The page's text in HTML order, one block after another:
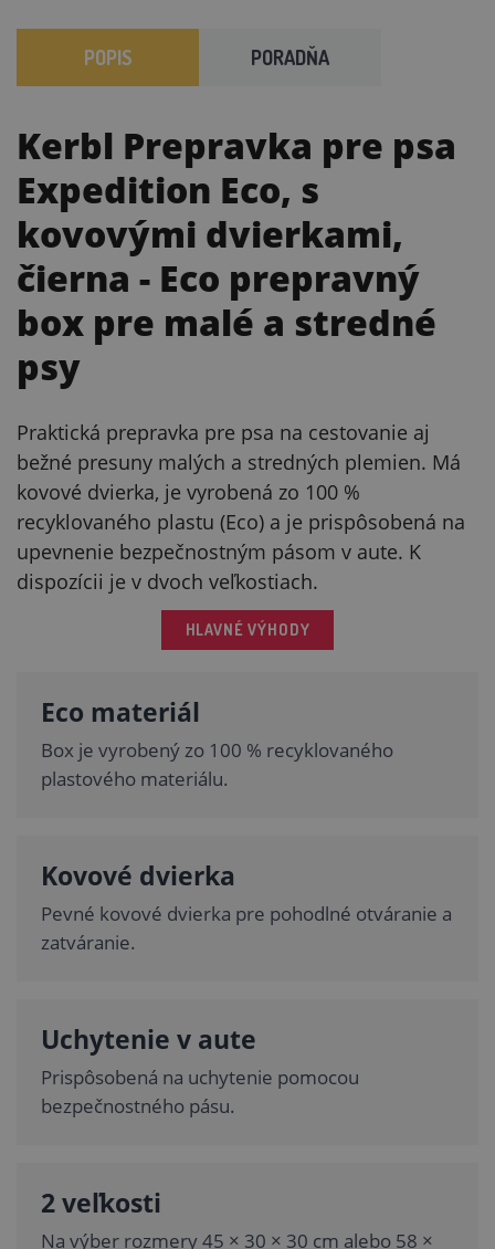
POPIS PORADŇA
Kerbl Prepravka pre psa
Expedition Eco, s
kovovými dvierkami,
čierna - Eco prepravný
box pre malé a stredné
psy
Praktická prepravka pre psa na cestovanie aj
bežné presuny malých a stredných plemien. Má
kovové dvierka, je vyrobená zo 100 %
recyklovaného plastu (Eco) a je prispôsobená na
upevnenie bezpečnostným pásom v aute. K
dispozícii je v dvoch veľkostiach.
HLAVNÉ VÝHODY
Eco materiál
Box je vyrobený zo 100 % recyklovaného
plastového materiálu.
Kovové dvierka
Pevné kovové dvierka pre pohodlné otváranie a
zatváranie.
Uchytenie v aute
Prispôsobená na uchytenie pomocou
bezpečnostného pásu.
2 veľkosti
Na výber rozmery 45 × 30 × 30 cm alebo 58 ×